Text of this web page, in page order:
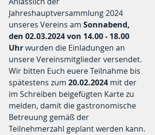
Jahreshauptversammlung 2024
unseres Vereins am Sonnabend,
den 02.03.2024 von 14.00 - 18.00
Uhr wurden die Einladungen an
unsere Vereinsmitglieder versendet.
Wir bitten Euch euere Teilnahme bis
spätestens zum 20.02.2024 mit der
im Schreiben beigefügten Karte zu
melden, damit die gastronomische
Betreuung gemäß der
Teilnehmerzahl geplant werden kann.